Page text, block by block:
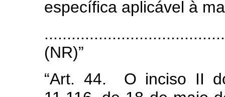
específica aplicável à
(NR)”
“Art. 44. O inciso II